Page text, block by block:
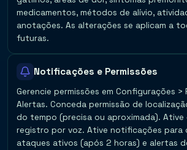
medicamentos, métodos de alívio,
anotações. As alterações se aplicam a
futuras.
Notificações e Permissões
Gerencie permissões em Configurações >
Alertas. Conceda permissão de
do tempo (precisa ou aproximada).
registro por voz. Ative notificações para
ataques ativos (após 2 horas) e alertas